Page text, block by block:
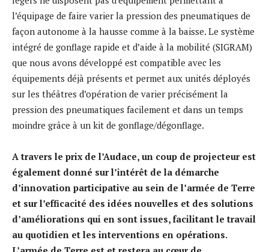
l’équipage de faire varier la pression des pneumatiques de
façon autonome à la hausse comme à la baisse. Le système
intégré de gonflage rapide et d’aide à la mobilité (SIGRAM)
que nous avons développé est compatible avec les
équipements déjà présents et permet aux unités déployés
sur les théâtres d’opération de varier précisément la
pression des pneumatiques facilement et dans un temps
moindre grâce à un kit de gonflage/dégonflage.
A travers le prix de l’Audace, un coup de projecteur est
également donné sur l’intérêt de la démarche
d’innovation participative au sein de l’armée de Terre
et sur l’efficacité des idées nouvelles et des solutions
d’améliorations qui en sont issues, facilitant le travail
au quotidien et les interventions en opérations.